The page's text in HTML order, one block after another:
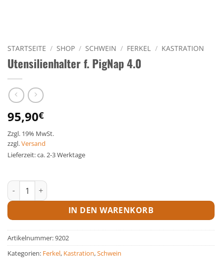
STARTSEITE / SHOP / SCHWEIN / FERKEL / KASTRATION
Utensilienhalter f. PigNap 4.0
95,90€
Zzgl. 19% MwSt.
zzgl.Versand
Lieferzeit: ca. 2-3 Werktage
Utensilienhalter f. PigNap 4.0 Menge
IN DEN WARENKORB
Artikelnummer:9202
Kategorien: Ferkel, Kastration,Schwein